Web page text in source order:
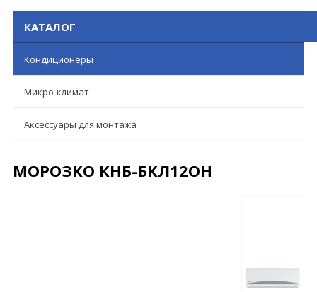
КАТАЛОГ
Кондиционеры
Микро-климат
Аксессуары для монтажа
МОРОЗКО КНБ-БКЛ12ОН